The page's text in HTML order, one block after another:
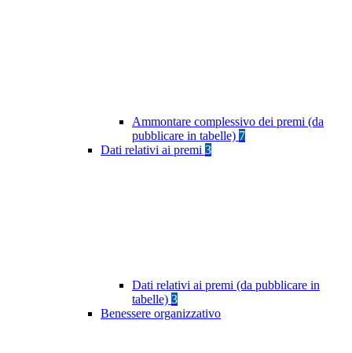
Ammontare complessivo dei premi (da
pubblicare in tabelle) 7
Dati relativi ai premi 3
Dati relativi ai premi (da pubblicare in
tabelle) 3
Benessere organizzativo